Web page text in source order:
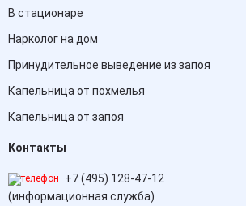
В стационаре
Нарколог на дом
Принудительное выведение из запоя
Капельница от похмелья
Капельница от запоя
Контакты
+7 (495) 128-47-12
(информационная служба)